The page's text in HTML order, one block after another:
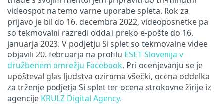
videospot na temo varne uporabe spleta. Rok za
prijavo je bil do 16. decembra 2022, videoposnetke pa
so tekmovalni razredi oddali preko e-pošte do 16.
januarja 2023. V podjetju Si splet so tekmovalne videe
objavili 20. februarja na profilu ESET Slovenija v
družbenem omrežju Facebook. Pri ocenjevanju se je
upošteval glas ljudstva oziroma všečki, ocena oddelka
za trženje podjetja Si splet ter ocena strokovne žirije iz
agencije KRULZ Digital Agency.